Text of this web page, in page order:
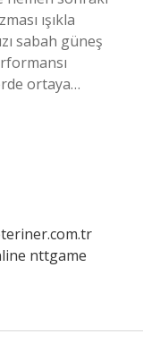
ışıkla
sabah güneş
ortaya…
nttgame